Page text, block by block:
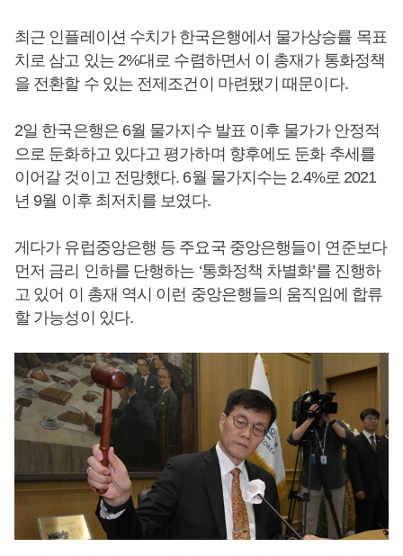
최근 인플레이션 수치가 한국은행에서 물가상승률 목표
치로 삼고 있는 2%대로 수렴하면서 이 총재가 통화정책
을 전환할 수 있는 전제조건이 마련됐기 때문이다.
2일 한국은행은 6월 물가지수 발표 이후 물가가 안정적
으로 둔화하고 있다고 평가하며 향후에도 둔화 추세를
이어갈 것이고 전망했다. 6월 물가지수는 2.4%로 2021
년 9월 이후 최저치를 보였다.
게다가 유럽중앙은행 등 주요국 중앙은행들이 연준보다
먼저 금리 인하를 단행하는 ‘통화정책 차별화’를 진행하
고 있어 이 총재 역시 이런 중앙은행들의 움직임에 합류
할 가능성이 있다.